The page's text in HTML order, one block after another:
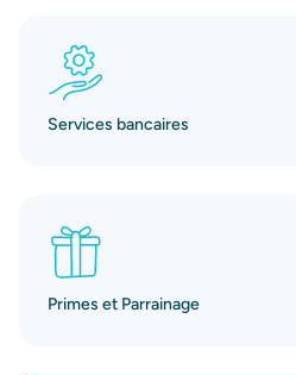
Services bancaires
Primes et Parrainage